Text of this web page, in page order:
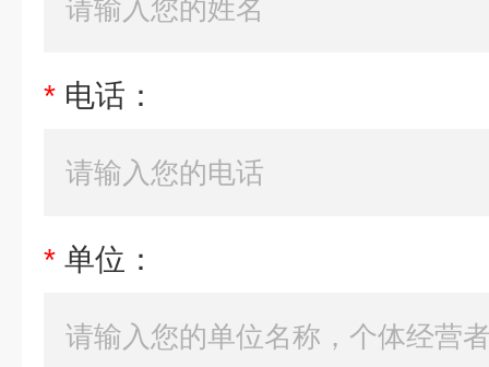
配置
机构
控制
方式
开关到位灯(开关两位控制)
* 电话：
* 单位：